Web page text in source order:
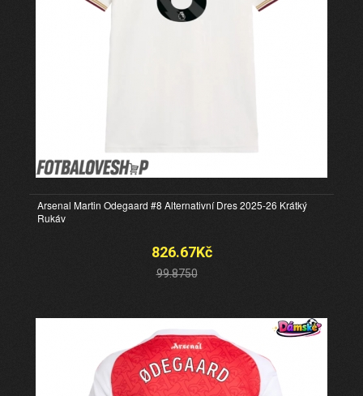
Arsenal Martin Odegaard #8 Alternativní Dres 2025-26 Krátký
Rukáv
826.67Kč
99.8750